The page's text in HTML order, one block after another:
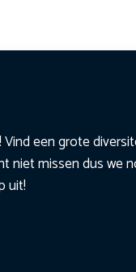
een grote
niet missen dus we
uit!